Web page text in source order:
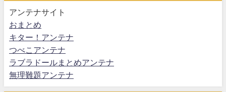
アンテナサイト
おまとめ
キター！アンテナ
つべこアンテナ
ラブラドールまとめアンテナ
無理難題アンテナ